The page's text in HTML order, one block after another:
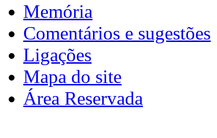
Memória
Comentários e sugestões
Ligações
Mapa do site
Área Reservada